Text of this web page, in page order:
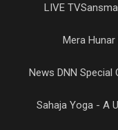
LIVE TV
Mera
News DNN Special
Sahaja Yoga - A